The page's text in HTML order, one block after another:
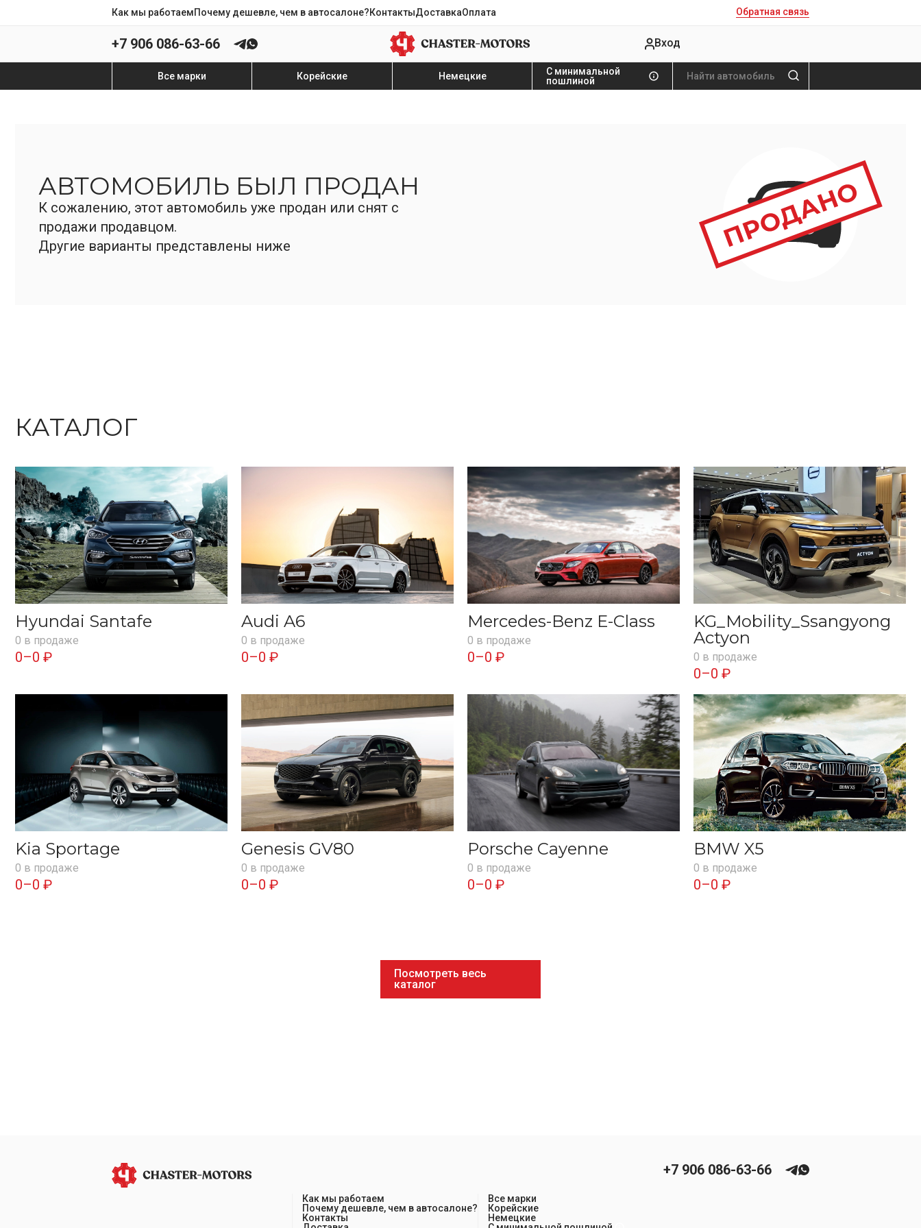
Как мы работаемПочему дешевле, чем в автосалоне?КонтактыДоставкаОплата Обратная связь
+7 906 086-63-66 Вход
Все марки Корейские Немецкие
С минимальной
пошлиной
АВТОМОБИЛЬ БЫЛ ПРОДАН
К сожалению, этот автомобиль уже продан или снят с
продажи продавцом.
Другие варианты представлены ниже
КАТАЛОГ
Hyundai Santafe
0 в продаже
0–0 ₽
Audi A6
0 в продаже
0–0 ₽
Mercedes-Benz E-Class
0 в продаже
0–0 ₽
KG_Mobility_Ssangyong
Actyon
0 в продаже
0–0 ₽
Kia Sportage
0 в продаже
0–0 ₽
Genesis GV80
0 в продаже
0–0 ₽
Porsche Cayenne
0 в продаже
0–0 ₽
BMW X5
0 в продаже
0–0 ₽
Посмотреть весь
каталог
Как мы работаем
Почему дешевле, чем в автосалоне?
Контакты
Все марки
Корейские
Немецкие
+7 906 086-63-66